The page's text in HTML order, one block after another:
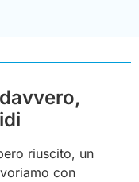
riuscito, un
con